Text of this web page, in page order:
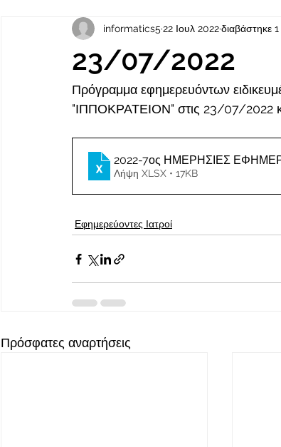
Προκηρύξεις Θέσεων
23/07/2022
informatics5 22 Ιουλ 2022διαβάστηκε
Πρόγραμμα εφημερευόντων
"ΙΠΠΟΚΡΑΤΕΙΟΝ" στις 23/07/2022
2022-7ος ΗΜΕΡΗΣΙΕΣ
Λήψη XLSX • 17KB
Εφημερεύοντες Ιατροί
Πρόσφατες αναρτήσεις